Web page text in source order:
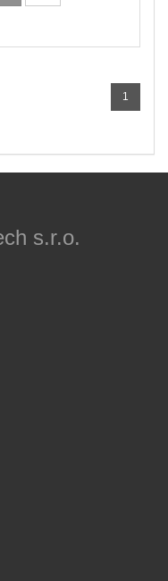
1
s.r.o.